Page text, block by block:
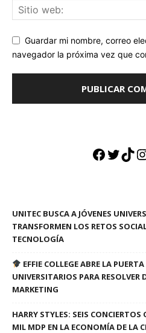
Guardar mi nombre, correo
navegador la próxima vez que
UNITEC BUSCA A JÓVENES
TRANSFORMEN LOS RETOS
TECNOLOGÍA
EFFIE COLLEGE ABRE LA
UNIVERSITARIOS PARA RESOLVER
MARKETING
HARRY STYLES: SEIS
MIL MDP EN LA ECONOMÍA DE LA